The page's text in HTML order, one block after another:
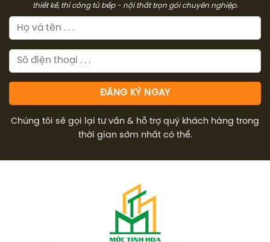
thiết kế, thi công tủ bếp - nội thất trọn gói chuyên nghiệp.
Chúng tôi sẽ gọi lại tư vấn & hỗ trợ quý khách hàng trong
thời gian sớm nhất có thể.